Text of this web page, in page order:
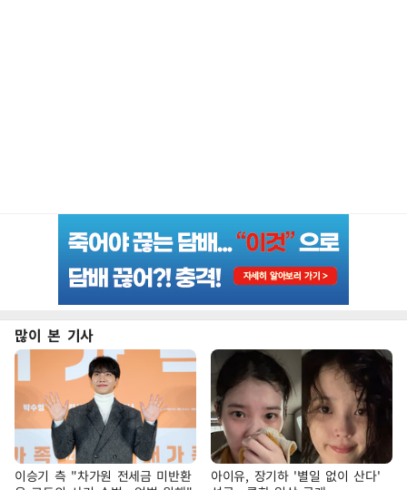
많이 본 기사
이승기 측 "차가원 전세금 미반환
아이유, 장기하 '별일 없이 산다'